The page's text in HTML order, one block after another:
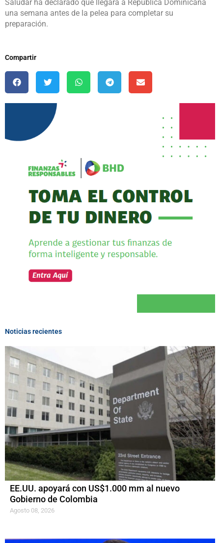
Saludar ha declarado que llegará a República Dominicana
una semana antes de la pelea para completar su
preparación.
Compartir
Noticias recientes
EE.UU. apoyará con US$1.000 mm al nuevo
Gobierno de Colombia
Agosto 08, 2026